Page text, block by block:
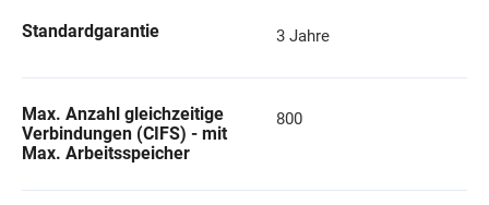
Standardgarantie 3 Jahre
Max. Anzahl gleichzeitige
Verbindungen (CIFS) - mit
Max. Arbeitsspeicher
800